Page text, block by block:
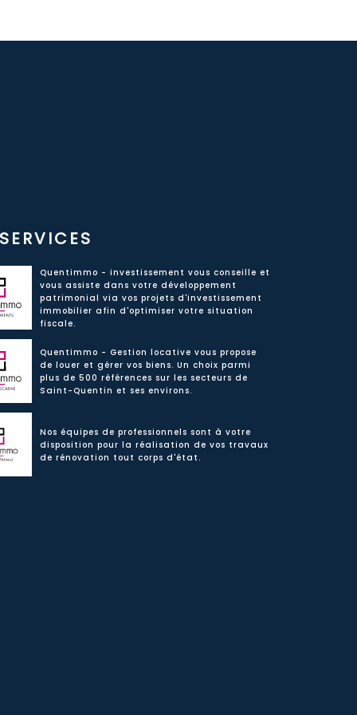
Quentimmo - investissement vous conseille et
vous assiste dans votre développement
patrimonial via vos projets d'investissement
immobilier afin d'optimiser votre situation
fiscale.
Quentimmo - Gestion locative vous propose
de louer et gérer vos biens. Un choix parmi
plus de 500 références sur les secteurs de
Saint-Quentin et ses environs.
Nos équipes de professionnels sont à votre
disposition pour la réalisation de vos travaux
de rénovation tout corps d'état.